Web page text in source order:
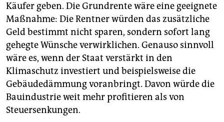
Käufer geben. Die Grundrente wäre eine geeignete
Maßnahme: Die Rentner würden das zusätzliche
Geld bestimmt nicht sparen, sondern sofort lang
gehegte Wünsche verwirklichen. Genauso sinnvoll
wäre es, wenn der Staat verstärkt in den
Klimaschutz investiert und beispielsweise die
Gebäudedämmung voranbringt. Davon würde die
Bauindustrie weit mehr profitieren als von
Steuersenkungen.